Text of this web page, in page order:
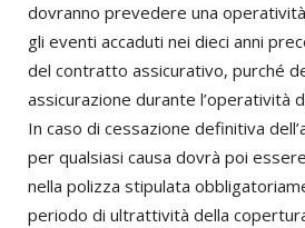
dovranno prevedere una
gli eventi accaduti nei dieci anni
del contratto assicurativo, purché
assicurazione durante l’operatività
In caso di cessazione definitiva
per qualsiasi causa dovrà poi
nella polizza stipulata
periodo di ultrattività della